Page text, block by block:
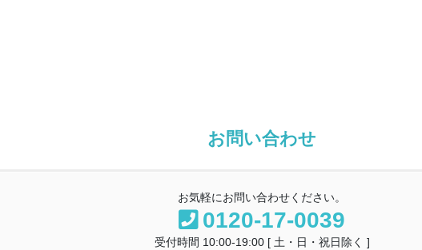
お問い合わせ
お気軽にお問い合わせください。
0120-17-0039
受付時間 10:00-19:00 [ 土・日・祝日除く ]